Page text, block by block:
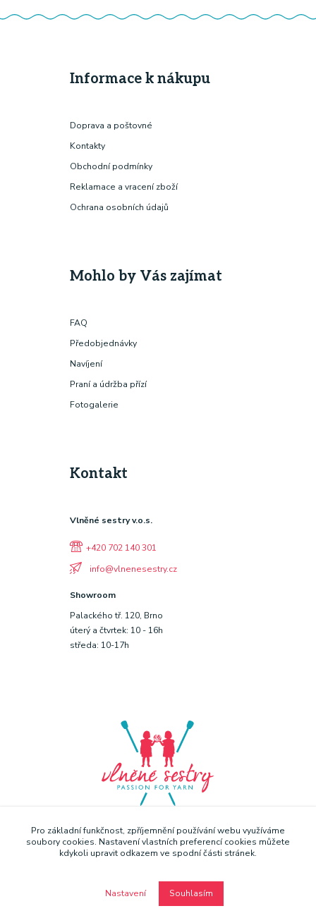
Informace k nákupu
Doprava a poštovné
Kontakty
Obchodní podmínky
Reklamace a vracení zboží
Ochrana osobních údajů
Mohlo by Vás zajímat
FAQ
Předobjednávky
Navíjení
Praní a údržba přízí
Fotogalerie
Kontakt
Vlněné sestry v.o.s.
+420 702 140 301
info@vlnenesestry.cz
Showroom
Palackého tř. 120, Brno
úterý a čtvrtek: 10 - 16h
středa: 10-17h
Pro základní funkčnost, zpříjemnění používání webu využíváme
soubory cookies. Nastavení vlastních preferencí cookies můžete
kdykoli upravit odkazem ve spodní části stránek.
Nastavení Souhlasím